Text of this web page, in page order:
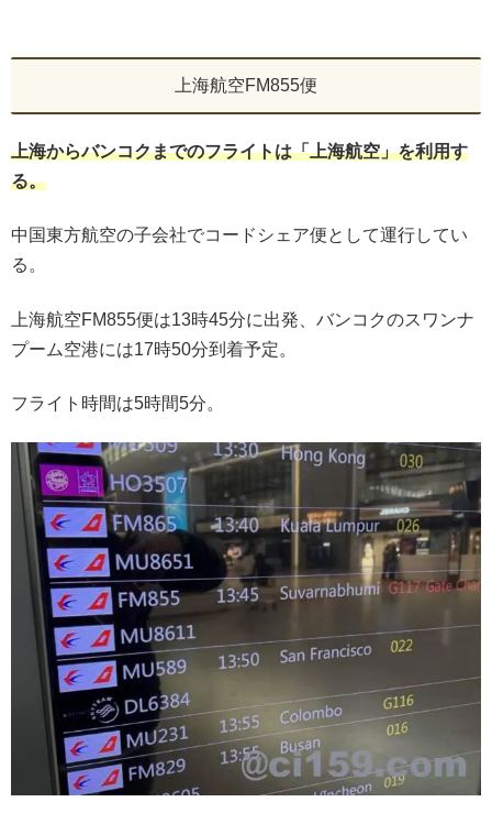
上海航空FM855便
上海からバンコクまでのフライトは「上海航空」を利用す
る。
中国東方航空の子会社でコードシェア便として運行してい
る。
上海航空FM855便は13時45分に出発、バンコクのスワンナ
プーム空港には17時50分到着予定。
フライト時間は5時間5分。